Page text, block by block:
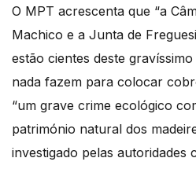
O MPT acrescenta que “a
Machico e a Junta de
estão cientes deste
nada fazem para colocar
“um grave crime ecológico
património natural dos
investigado pelas autoridades